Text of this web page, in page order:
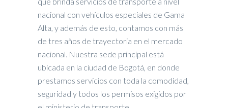
nacional con vehículos especiales de Gama
Alta, y además de esto, contamos con más
de tres años de trayectoria en el mercado
nacional. Nuestra sede principal está
ubicada en la ciudad de Bogotá, en donde
prestamos servicios con toda la comodidad,
seguridad y todos los permisos exigidos por